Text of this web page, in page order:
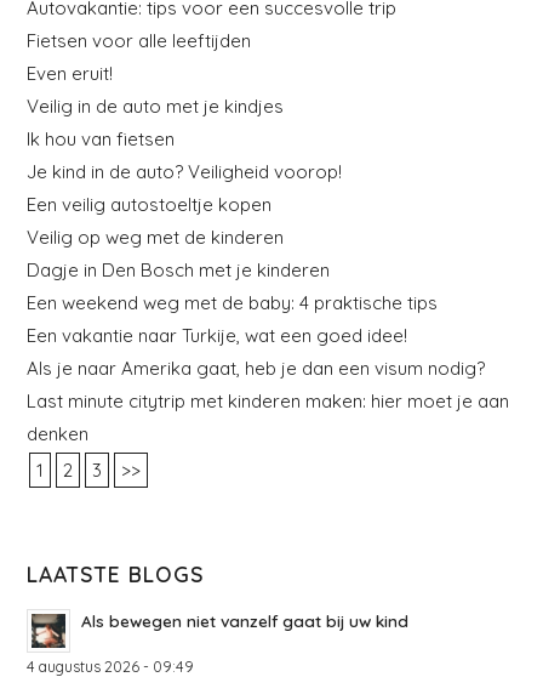
Autovakantie: tips voor een succesvolle trip
Fietsen voor alle leeftijden
Even eruit!
Veilig in de auto met je kindjes
Ik hou van fietsen
Je kind in de auto? Veiligheid voorop!
Een veilig autostoeltje kopen
Veilig op weg met de kinderen
Dagje in Den Bosch met je kinderen
Een weekend weg met de baby: 4 praktische tips
Een vakantie naar Turkije, wat een goed idee!
Als je naar Amerika gaat, heb je dan een visum nodig?
Last minute citytrip met kinderen maken: hier moet je aan
denken
1
2 3 >>
LAATSTE BLOGS
Als bewegen niet vanzelf gaat bij uw kind
4 augustus 2026 - 09:49